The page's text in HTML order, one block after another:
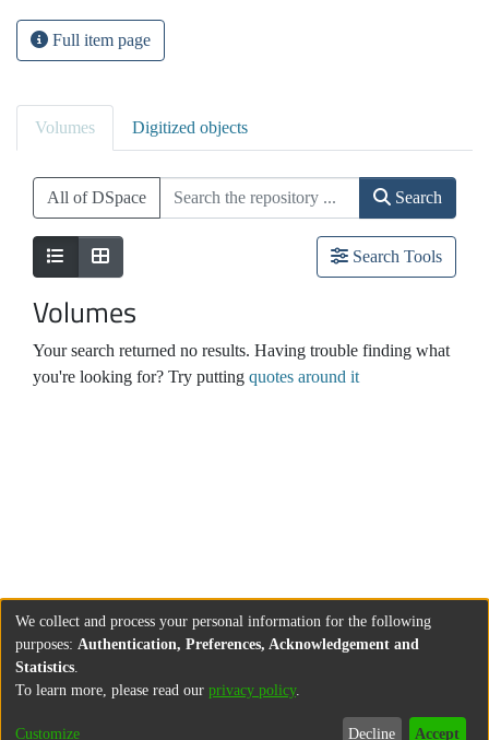
Full item page
Volumes Digitized objects
All of DSpace Search
Search Tools
Volumes
Your search returned no results. Having trouble finding what
you're looking for? Try putting quotes around it
We collect and process your personal information for the following
purposes: Authentication, Preferences, Acknowledgement and
Statistics
To learn more, please read our privacy policy.
Customize Decline Accept